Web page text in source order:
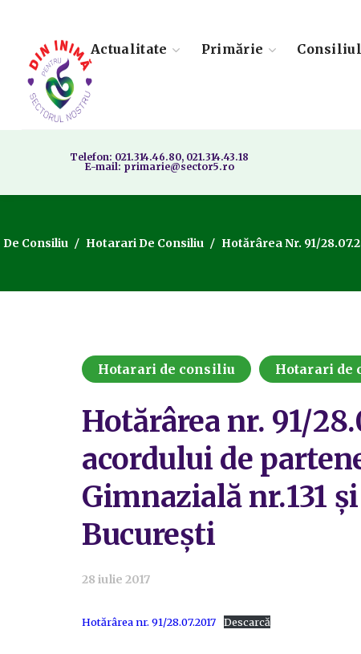
Actualitate Primărie
Telefon: 021.314.46.80, 021.314.43.18
E-mail: primarie@sector5.ro
De Consiliu Hotarari De Consiliu Hotărârea Nr. 91/
Hotarari de consiliu Hotarari de
Hotărârea nr. 91/
acordului de
Gimnazială nr.131
București
28 iulie 2017
Hotărârea nr. 91/28.07.2017 Descarcă